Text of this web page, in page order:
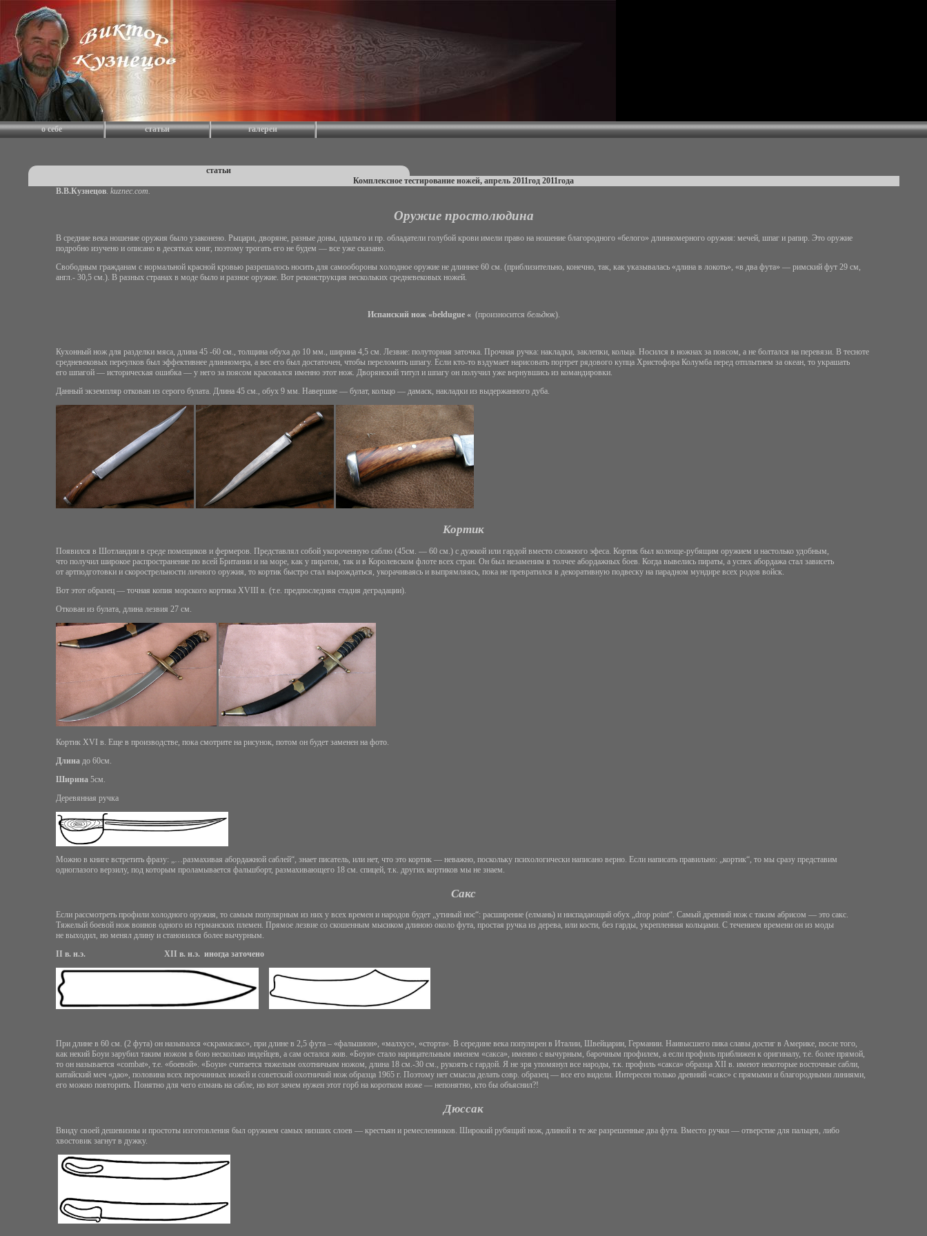
о себе статьи галереи
статьи
Комплексное тестирование ножей, апрель 2011год 2011года
В.В.Кузнецов. kuznec.com.
Оружие простолюдина
В средние века ношение оружия было узаконено. Рыцари, дворяне, разные доны, идальго и пр. обладатели голубой крови имели право на ношение благородного «белого» длинномерного оружия: мечей, шпаг и рапир. Это оружие
подробно изучено и описано в десятках книг, поэтому трогать его не будем — все уже сказано.
Свободным гражданам с нормальной красной кровью разрешалось носить для самообороны холодное оружие не длиннее 60 см. (приблизительно, конечно, так, как указывалась «длина в локоть», «в два фута» — римский фут 29 см,
англ.- 30,5 см.). В разных странах в моде было и разное оружие. Вот реконструкция нескольких средневековых ножей.
Испанский нож «beldugue« (произносится бельдюк).
Кухонный нож для разделки мяса, длина 45 -60 см., толщина обуха до 10 мм., ширина 4,5 см. Лезвие: полуторная заточка. Прочная ручка: накладки, заклепки, кольца. Носился в ножнах за поясом, а не болтался на перевязи. В тесноте
средневековых переулков был эффективнее длинномера, а вес его был достаточен, чтобы переломить шпагу. Если кто-то вздумает нарисовать портрет рядового купца Христофора Колумба перед отплытием за океан, то украшать
его шпагой — историческая ошибка — у него за поясом красовался именно этот нож. Дворянский титул и шпагу он получил уже вернувшись из командировки.
Данный экземпляр откован из серого булата. Длина 45 см., обух 9 мм. Навершие — булат, кольцо — дамаск, накладки из выдержанного дуба.
Кортик
Появился в Шотландии в среде помещиков и фермеров. Представлял собой укороченную саблю (45см. — 60 см.) с дужкой или гардой вместо сложного эфеса. Кортик был колюще-рубящим оружием и настолько удобным,
что получил широкое распространение по всей Британии и на море, как у пиратов, так и в Королевском флоте всех стран. Он был незаменим в толчее абордажных боев. Когда вывелись пираты, а успех абордажа стал зависеть
от артподготовки и скорострельности личного оружия, то кортик быстро стал вырождаться, укорачиваясь и выпрямляясь, пока не превратился в декоративную подвеску на парадном мундире всех родов войск.
Вот этот образец — точная копия морского кортика XVIII в. (т.е. предпоследняя стадия деградации).
Откован из булата, длина лезвия 27 см.
Кортик XVI в. Еще в производстве, пока смотрите на рисунок, потом он будет заменен на фото.
Длинадо 60см.
Ширина5см.
Деревянная ручка
Можно в книге встретить фразу: „…размахивая абордажной саблей“, знает писатель, или нет, что это кортик — неважно, поскольку психологически написано верно. Если написать правильно: „кортик“, то мы сразу представим
одноглазого верзилу, под которым проламывается фальшборт, размахивающего 18 см. спицей, т.к. других кортиков мы не знаем.
Сакс
Если рассмотреть профили холодного оружия, то самым популярным из них у всех времен и народов будет „утиный нос“: расширение (елмань) и ниспадающий обух „drop point“. Самый древний нож с таким абрисом — это сакс.
Тяжелый боевой нож воинов одного из германских племен. Прямое лезвие со скошенным мысиком длиною около фута, простая ручка из дерева, или кости, без гарды, укрепленная кольцами. С течением времени он из моды
не выходил, но менял длину и становился более вычурным.
II в. н.э. XII в. н.э. иногда заточено
При длине в 60 см. (2 фута) он назывался «скрамасакс», при длине в 2,5 фута – «фальшион», «малхус», «сторта». В середине века популярен в Италии, Швейцарии, Германии. Наивысшего пика славы достиг в Америке, после того,
как некий Боуи зарубил таким ножом в бою несколько индейцев, а сам остался жив. «Боуи» стало нарицательным именем «сакса», именно с вычурным, барочным профилем, а если профиль приближен к оригиналу, т.е. более прямой,
то он называется «combat», т.е. «боевой». «Боуи» считается тяжелым охотничьим ножом, длина 18 см.-30 см., рукоять с гардой. Я не зря упомянул все народы, т.к. профиль «сакса» образца XII
в. имеют некоторые восточные сабли,
китайский меч «дао», половина всех перочинных ножей и советский охотничий нож образца 1965 г. Поэтому нет смысла делать совр. образец — все его видели. Интересен только древний «сакс» с прямыми и благородными линиями,
его можно повторить. Понятно для чего елмань на сабле, но вот зачем нужен этот горб на коротком ноже — непонятно, кто бы объяснил?!
Дюссак
Ввиду своей дешевизны и простоты изготовления был оружием самых низших слоев — крестьян и ремесленников. Широкий рубящий нож, длиной в те же разрешенные два фута. Вместо ручки — отверстие для пальцев, либо
хвостовик загнут в дужку.